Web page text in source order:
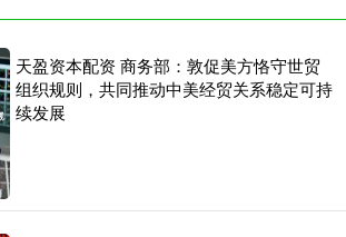
天盈资本配资 商务部：敦促美方恪守世贸
组织规则，共同推动中美经贸关系稳定可持
续发展